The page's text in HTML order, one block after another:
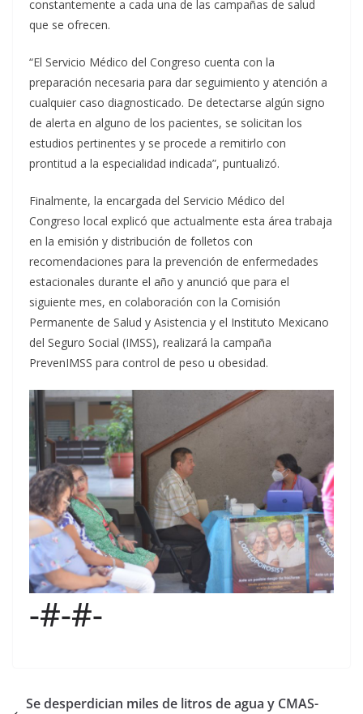
constantemente a cada una de las campañas de salud
que se ofrecen.
“El Servicio Médico del Congreso cuenta con la
preparación necesaria para dar seguimiento y atención a
cualquier caso diagnosticado. De detectarse algún signo
de alerta en alguno de los pacientes, se solicitan los
estudios pertinentes y se procede a remitirlo con
prontitud a la especialidad indicada”, puntualizó.
Finalmente, la encargada del Servicio Médico del
Congreso local explicó que actualmente esta área trabaja
en la emisión y distribución de folletos con
recomendaciones para la prevención de enfermedades
estacionales durante el año y anunció que para el
siguiente mes, en colaboración con la Comisión
Permanente de Salud y Asistencia y el Instituto Mexicano
del Seguro Social (IMSS), realizará la campaña
PrevenIMSS para control de peso u obesidad.
-#-#-
Se desperdician miles de litros de agua y CMAS-